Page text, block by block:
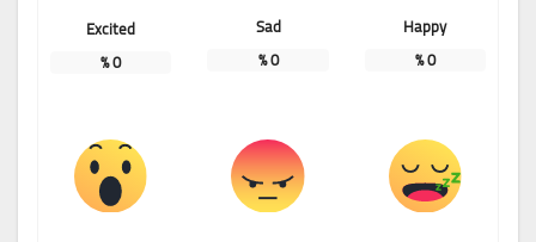
Happy
0
%
Sad
0
%
Excited
0
%